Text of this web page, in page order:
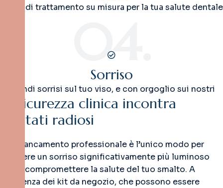
Piano di trattamento su misura per la tua salute dentale
04.
Sorriso
Grandi sorrisi sul tuo viso, e con orgoglio sui nostri
icurezza clinica incontra
tati radiosi
Lo sbiancamento professionale è l’unico modo per
ottenere un sorriso significativamente più luminoso
senza compromettere la salute del tuo smalto. A
differenza dei kit da negozio, che possono essere